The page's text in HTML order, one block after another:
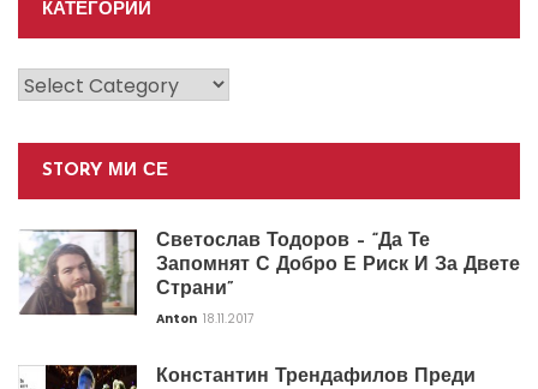
КАТЕГОРИИ
Категории
STORY МИ СЕ
Светослав Тодоров – “Да Те
Запомнят С Добро Е Риск И За Двете
Страни”
Anton 18.11.2017
Константин Трендафилов Преди